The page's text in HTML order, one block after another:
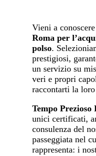
Vieni a conoscere
Roma per
polso.
prestigiosi,
un servizio su
veri e propri
raccontarti la
Tempo Prezioso
unici certificati,
consulenza del
passeggiata nel
rappresenta: i